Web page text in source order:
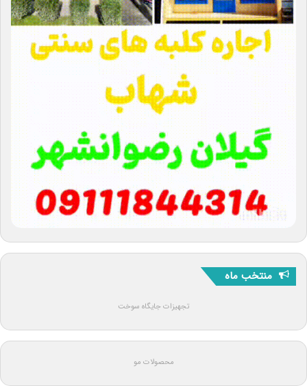
منتخب ماه
تجهیزات جایگاه سوخت
محصولات مو